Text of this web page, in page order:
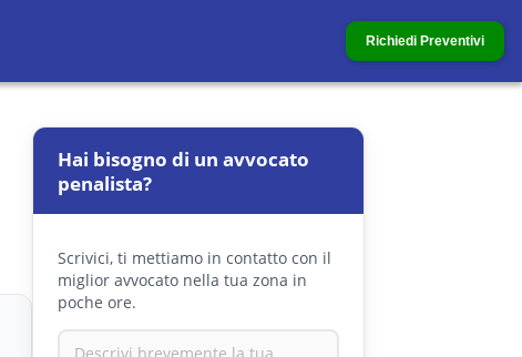
Richiedi Preventivi
Hai bisogno di un avvocato
penalista?
Scrivici, ti mettiamo in contatto con il
miglior avvocato nella tua zona in
poche ore.